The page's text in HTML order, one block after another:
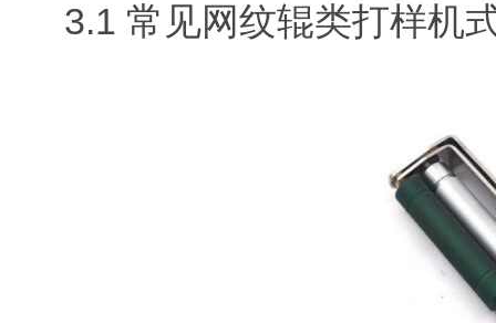
3.1 常见网纹辊类打样机